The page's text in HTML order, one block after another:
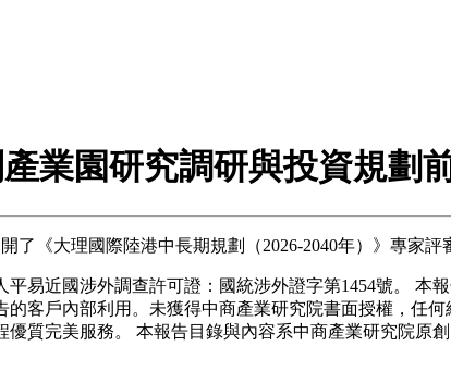
業園研究調研與投資規劃
《大理國際陸港中長期規劃（2026-2040年）》專家評
近國涉外調查許可證：國統涉外證字第1454號。 本
客戶內部利用。未獲得中商產業研究院書面授權，任
質完美服務。 本報告目錄與內容系中商產業研究院